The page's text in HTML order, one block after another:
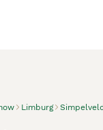
Limburg Simpelveld